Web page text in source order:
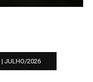
| JULHO/2026